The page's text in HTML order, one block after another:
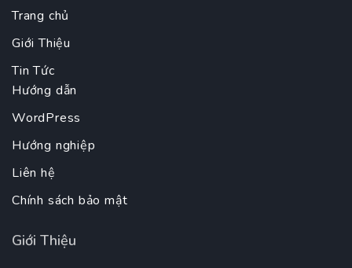
Trang chủ
Giới Thiệu
Tin Tức
Hướng dẫn
WordPress
Hướng nghiệp
Liên hệ
Chính sách bảo mật
Giới Thiệu